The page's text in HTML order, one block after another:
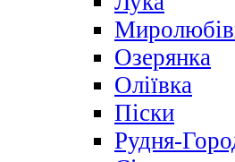
Озерянка
Оліївка
Піски
Рудня-